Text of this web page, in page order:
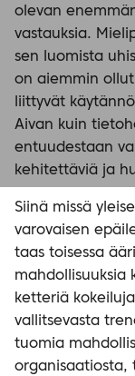
olevan
vastauksia.
sen luomista
on aiemmin
liittyvät
Aivan kuin
entuudestaan
kehitettäviä ja
Siinä missä
varovaisen
taas toisessa
ketteriä
vallitsevasta
tuomia
organisaatiosta,